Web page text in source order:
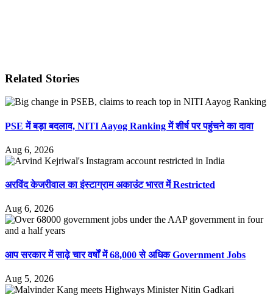
Related Stories
PSE में बड़ा बदलाव, NITI Aayog Ranking में शीर्ष पर पहुंचने का दावा
Aug 6, 2026
अरविंद केजरीवाल का इंस्टाग्राम अकाउंट भारत में Restricted
Aug 6, 2026
आप सरकार में साढ़े चार वर्षों में 68,000 से अधिक Government Jobs
Aug 5, 2026